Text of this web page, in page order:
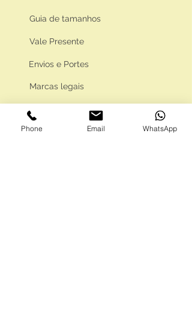
Guia de tamanhos
Vale Presente
Envios e Portes
Marcas legais
Programa Fidelidade
Phone Email WhatsApp